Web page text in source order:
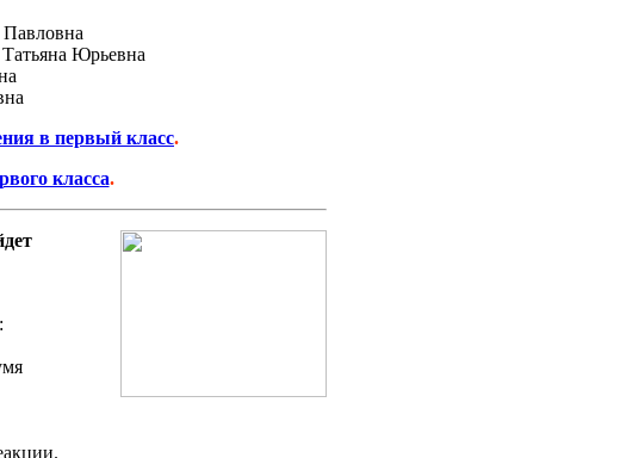
Павловна
Юрьевна
в первый класс.
класса.